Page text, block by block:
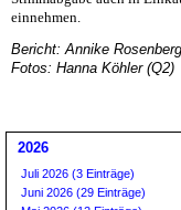
einnehmen.
Bericht: Annike
Fotos: Hanna Köhler (Q2)
2026
Juli 2026 (3 Einträge)
Juni 2026 (29 Einträge)